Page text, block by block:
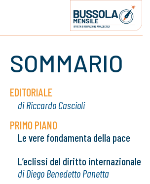
SOMMARIO
EDITORIALE
di Riccardo Cascioli
PRIMO PIANO
Le vere fondamenta della pace
L’eclissi del diritto internazionale
di Diego Benedetto Panetta